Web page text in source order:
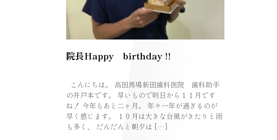
院長Happy birthday !!
こんにちは。 高田馬場新田歯科医院 歯科助手
の井戸本です。 早いもので明日から１１月です
ね！ 今年もあと二ヶ月。 年々一年が過ぎるのが
早く感じます。 １０月は大きな台風がきたりと雨
も多く、 だんだんと朝夕は […]